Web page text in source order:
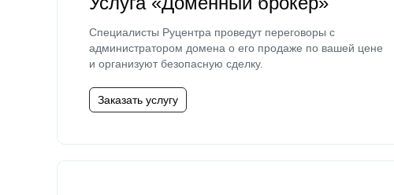
Специалисты Руцентра проведут переговоры с
администратором домена о его продаже по вашей цене
и организуют безопасную сделку.
Заказать услугу